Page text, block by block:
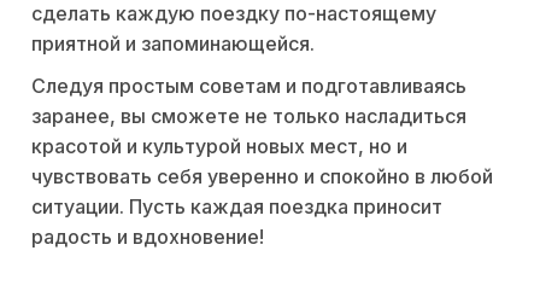
сделать каждую поездку по-настоящему
приятной и запоминающейся.
Следуя простым советам и подготавливаясь
заранее, вы сможете не только насладиться
красотой и культурой новых мест, но и
чувствовать себя уверенно и спокойно в любой
ситуации. Пусть каждая поездка приносит
радость и вдохновение!